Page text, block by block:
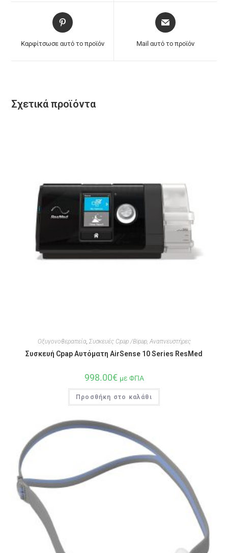
Καρφίτσωσε αυτό το προϊόν Mail αυτό το προϊόν
Σχετικά προϊόντα
Οξυγονοθεραπεία, Συσκευές Cpap /Bipap, Αναπνευστήρες
Συσκευή Cpap Αυτόματη AirSense 10 Series ResMed
998.00€ με ΦΠΑ
Προσθήκη στο καλάθι